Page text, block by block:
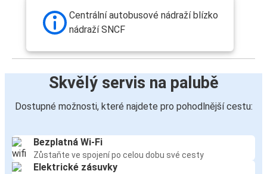
Centrální autobusové nádraží blízko
nádraží SNCF
Skvělý servis na palubě
Dostupné možnosti, které najdete pro pohodlnější cestu:
Bezplatná Wi-Fi
Zůstaňte ve spojení po celou dobu své cesty
Elektrické zásuvky